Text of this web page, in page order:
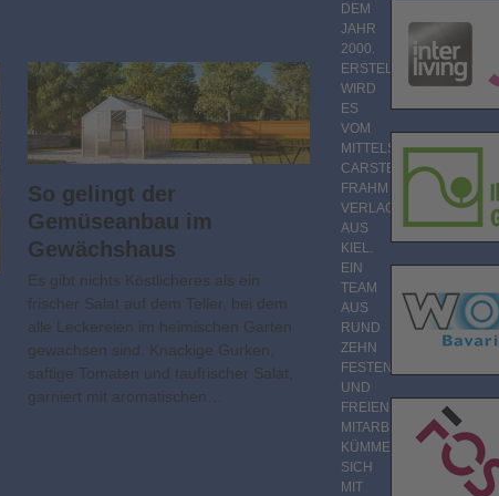
So gelingt der
Gemüseanbau im
Gewächshaus
Es gibt nichts Köstlicheres als ein
frischer Salat auf dem Teller, bei dem
alle Leckereien im heimischen Garten
gewachsen sind. Knackige Gurken,
saftige Tomaten und taufrischer Salat,
garniert mit aromatischen…
DEM
JAHR
2000.
ERSTELLT
WIRD
ES
VOM
MITTELSTÄNDISCHEN
CARSTEN
FRAHM
VERLAG
AUS
KIEL.
EIN
TEAM
AUS
RUND
ZEHN
FESTEN
UND
FREIEN
MITARBEITERN
KÜMMERT
SICH
MIT